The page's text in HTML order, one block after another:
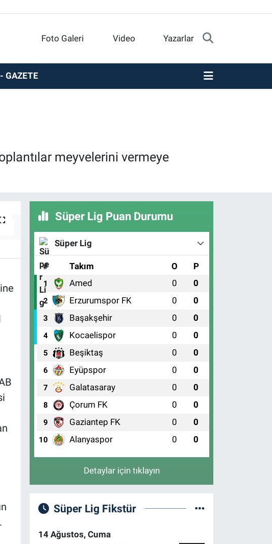
Foto Galeri Video Yazarlar
GAZETE
meyvelerini vermeye
Süper Lig Puan Durumu
Süper Lig
# Takım O P
1 Amed 0 0
2 Erzurumspor FK 0 0
3 Başakşehir 0 0
4 Kocaelispor 0 0
5 Beşiktaş 0 0
6 Eyüpspor 0 0
7 Galatasaray 0 0
8 Çorum FK 0 0
9 Gaziantep FK 0 0
10 Alanyaspor 0 0
Detaylar için tıklayın
Süper Lig Fikstür
14 Ağustos, Cuma